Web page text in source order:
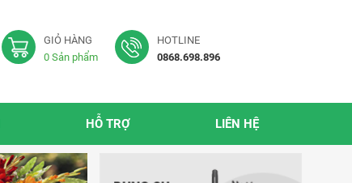
GIỎ HÀNG
0Sản phẩm
HOTLINE
0868.698.896
HỖ TRỢ LIÊN HỆ